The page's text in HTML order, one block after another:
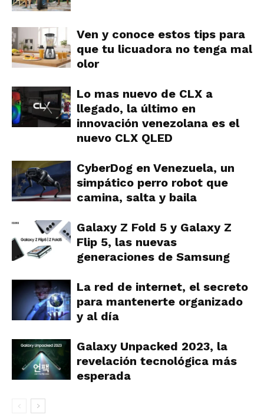
Ven y conoce estos tips para
que tu licuadora no tenga mal
olor
Lo mas nuevo de CLX a
llegado, la último en
innovación venezolana es el
nuevo CLX QLED
CyberDog en Venezuela, un
simpático perro robot que
camina, salta y baila
Galaxy Z Fold 5 y Galaxy Z
Flip 5, las nuevas
generaciones de Samsung
La red de internet, el secreto
para mantenerte organizado
y al día
Galaxy Unpacked 2023, la
revelación tecnológica más
esperada